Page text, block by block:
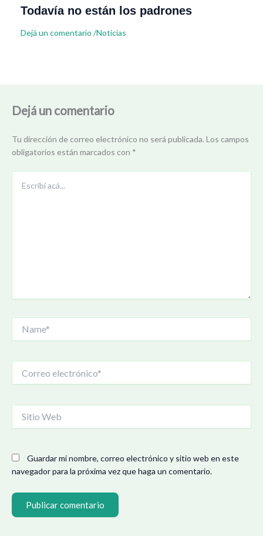
Todavía no están los padrones
Dejá un comentario /Noticias
Dejá un comentario
Tu dirección de correo electrónico no será publicada. Los campos
obligatorios están marcados con *
acá...
electrónico*
Web
Guardar mi nombre, correo electrónico y sitio web en este
navegador para la próxima vez que haga un comentario.